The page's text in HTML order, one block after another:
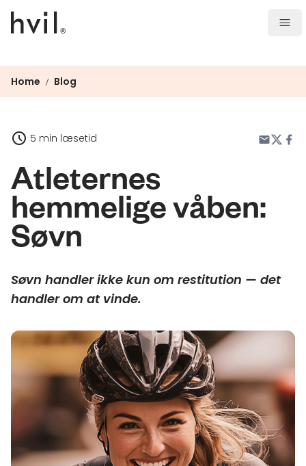
Home / Blog
5 min læsetid
Atleternes
hemmelige våben:
Søvn
Søvn handler ikke kun om restitution — det
handler om at vinde.